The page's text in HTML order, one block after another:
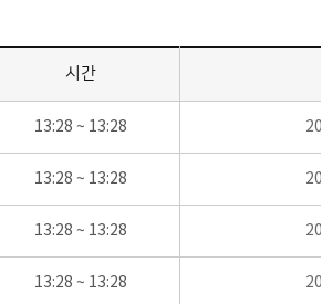
시간
13:28 ~ 13:28
13:28 ~ 13:28
13:28 ~ 13:28
13:28 ~ 13:28